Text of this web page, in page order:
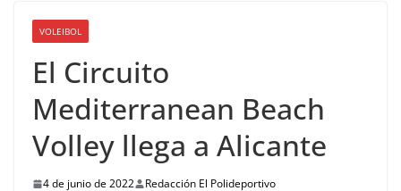
VOLEIBOL
El Circuito
Mediterranean Beach
Volley llega a Alicante
4 de junio de 2022 Redacción El Polideportivo